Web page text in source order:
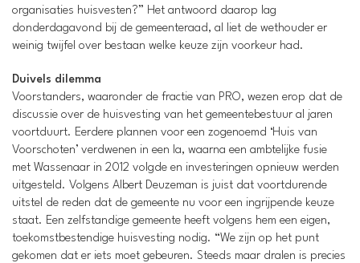
organisaties huisvesten?” Het antwoord daarop lag
donderdagavond bij de gemeenteraad, al liet de wethouder er
weinig twijfel over bestaan welke keuze zijn voorkeur had.
Duivels dilemma
Voorstanders, waaronder de fractie van PRO, wezen erop dat de
discussie over de huisvesting van het gemeentebestuur al jaren
voortduurt. Eerdere plannen voor een zogenoemd ‘Huis van
Voorschoten’ verdwenen in een la, waarna een ambtelijke fusie
met Wassenaar in 2012 volgde en investeringen opnieuw werden
uitgesteld. Volgens Albert Deuzeman is juist dat voortdurende
uitstel de reden dat de gemeente nu voor een ingrijpende keuze
staat. Een zelfstandige gemeente heeft volgens hem een eigen,
toekomstbestendige huisvesting nodig. “We zijn op het punt
gekomen dat er iets moet gebeuren. Steeds maar dralen is precies